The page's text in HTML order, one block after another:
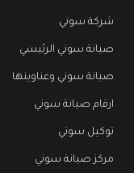
شركة سوني
صيانة سوني الرئيسي
صيانة سوني وعناوينها
ارقام صيانة سوني
توكيل سوني
مركز صيانة سوني